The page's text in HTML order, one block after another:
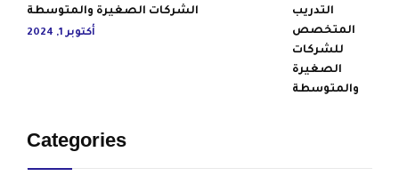
الشركات الصغيرة والمتوسطة
أكتوبر 1, 2024
Categories